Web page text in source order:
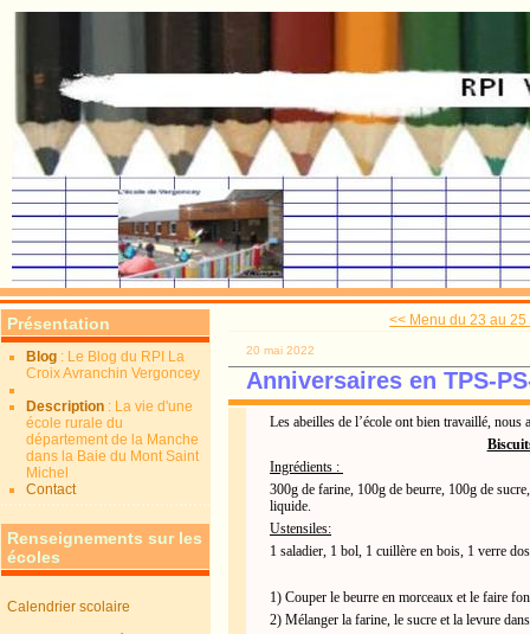
Présentation
Blog : Le Blog du RPI La
Croix Avranchin Vergoncey
Description : La vie d'une
école rurale du
département de la Manche
dans la Baie du Mont Saint
Michel
Contact
Renseignements sur les
écoles
Calendrier scolaire
<< Menu du 23 au
20 mai 2022
Anniversaires en TPS-
Les abeilles de l’école ont bien travaillé,
Ingrédients :
300g de farine, 100g de beurre, 100g de
liquide.
Ustensiles:
1 saladier, 1 bol, 1 cuillère en bois, 1 verre
1) Couper le beurre en morceaux et le faire
2) Mélanger la farine, le sucre et la levure